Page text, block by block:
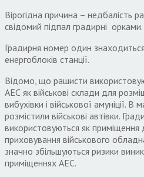
Вірогідна причина – недбалість
свідомий підпал градирні орками.
Градирня номер один
енергоблоків станції.
Відомо, що рашисти
АЕС як військові склади для
вибухівки і військової амуніції. В
розмістили військові автівки.
використовуються як приміщення
приховування військового
значно збільшуються ризики
приміщеннях АЕС.